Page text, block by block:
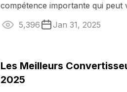
compétence importante qui peut
temps et des efforts lors de
5,396 Jan 31, 2025
Les Meilleurs
2025